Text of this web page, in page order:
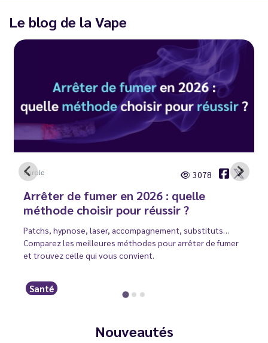
Le blog de la Vape
Carole 3078
Arrêter de fumer en 2026 : quelle
méthode choisir pour réussir ?
Patchs, hypnose, laser, accompagnement, substituts…
Comparez les meilleures méthodes pour arrêter de fumer
et trouvez celle qui vous convient.
Santé
Nouveautés